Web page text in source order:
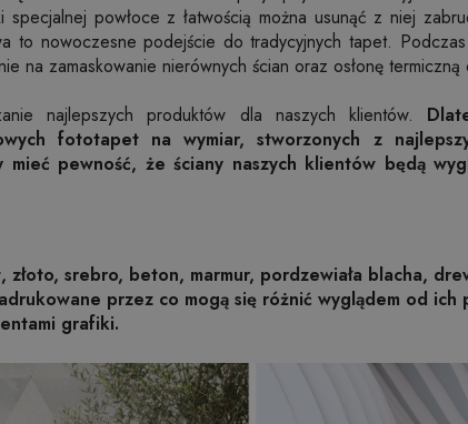
powłoce z łatwością można usunąć z niej
to nowoczesne podejście do tradycyjnych tapet.
na zamaskowanie nierównych ścian oraz osłonę
najlepszych produktów dla naszych klientów.
fototapet na wymiar, stworzonych z
mieć pewność, że ściany naszych klientów będą
srebro, beton, marmur, pordzewiała blacha,
przez co mogą się różnić wyglądem od
grafiki.